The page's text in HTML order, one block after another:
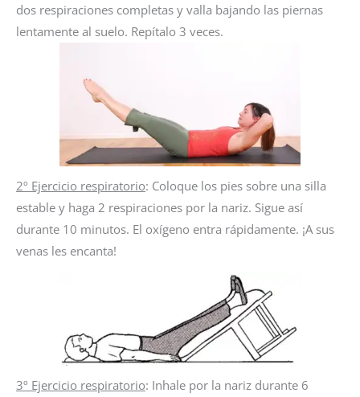
dos respiraciones completas y valla bajando las piernas
lentamente al suelo. Repítalo 3 veces.
2º Ejercicio respiratorio: Coloque los pies sobre una silla
estable y haga 2 respiraciones por la nariz. Sigue así
durante 10 minutos. El oxígeno entra rápidamente. ¡A sus
venas les encanta!
3º Ejercicio respiratorio: Inhale por la nariz durante 6